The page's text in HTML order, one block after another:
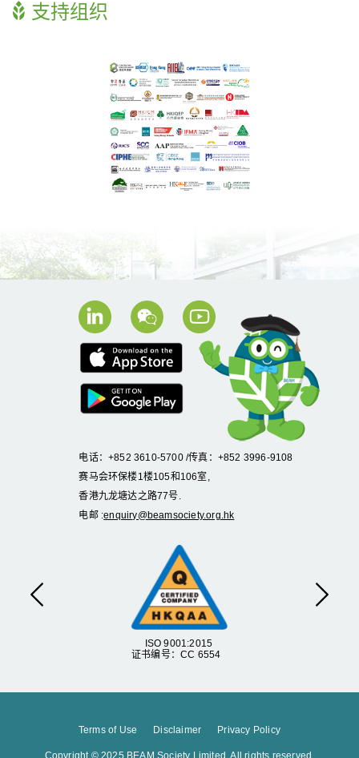
支持组织
ISO 9001:2015
证书编号：CC 6554
上一页 下一页
电话：+852 3610-5700 /传真：+852 3996-9108
赛马会环保楼1楼105和106室,
香港九龙塘达之路77号.
电邮 :enquiry@beamsociety.org.hk
Terms of Use Disclaimer Privacy Policy